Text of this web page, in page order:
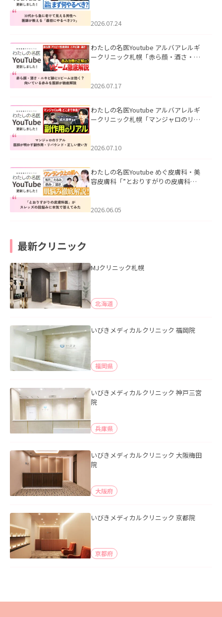
た。
2026.07.24
わたしの名医Youtube アルバアレルギ
ークリニック札幌「赤ら顔・酒さ・ニ
した。
2026.07.17
わたしの名医Youtube アルバアレルギ
ークリニック札幌「マンジャロのリア
た。
2026.07.10
わたしの名医Youtube めぐ皮膚科・美
容皮膚科「”とおりすがりの皮膚科
2026.06.05
最新クリニック
MJクリニック札幌
北海道
いびきメディカルクリニック 福岡院
福岡県
いびきメディカルクリニック 神戸三宮
院
兵庫県
いびきメディカルクリニック 大阪梅田
院
大阪府
いびきメディカルクリニック 京都院
京都府